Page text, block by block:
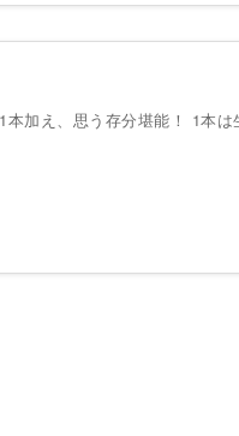
加え、思う存分堪能！ 1本